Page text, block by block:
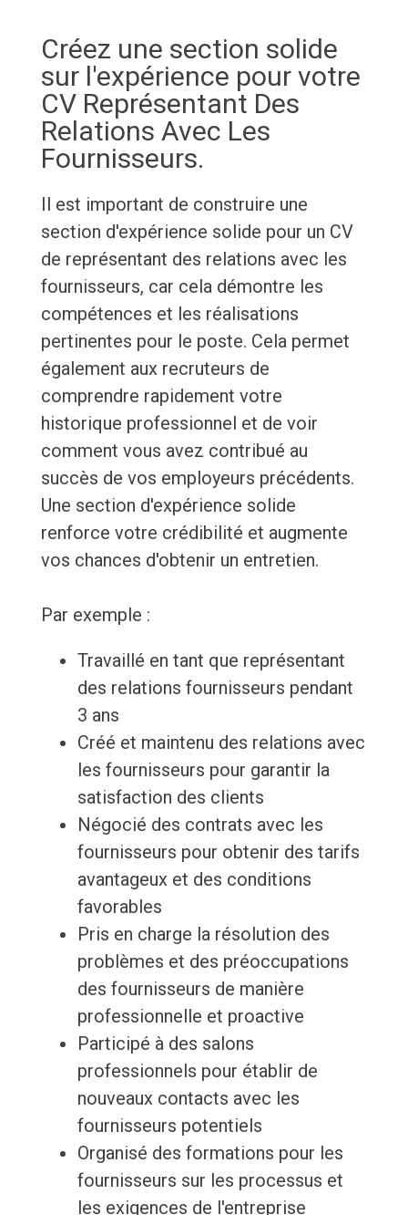
Créez une section solide
sur l'expérience pour votre
CV Représentant Des
Relations Avec Les
Fournisseurs.
Il est important de construire une
section d'expérience solide pour un CV
de représentant des relations avec les
fournisseurs, car cela démontre les
compétences et les réalisations
pertinentes pour le poste. Cela permet
également aux recruteurs de
comprendre rapidement votre
historique professionnel et de voir
comment vous avez contribué au
succès de vos employeurs précédents.
Une section d'expérience solide
renforce votre crédibilité et augmente
vos chances d'obtenir un entretien.
Par exemple :
Travaillé en tant que représentant
des relations fournisseurs pendant
3 ans
Créé et maintenu des relations avec
les fournisseurs pour garantir la
satisfaction des clients
Négocié des contrats avec les
fournisseurs pour obtenir des tarifs
avantageux et des conditions
favorables
Pris en charge la résolution des
problèmes et des préoccupations
des fournisseurs de manière
professionnelle et proactive
Participé à des salons
professionnels pour établir de
nouveaux contacts avec les
fournisseurs potentiels
Organisé des formations pour les
fournisseurs sur les processus et
les exigences de l'entreprise